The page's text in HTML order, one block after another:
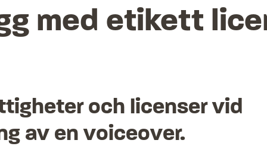
med etikett
och licenser vid
av en voiceover.